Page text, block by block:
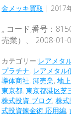
金メッキ買取 | 2017
,, コード,番号：
売業）、 2008-01-
カテゴリー:レアメタ
プラチナ, レアメタル
導体商社,卸売業,地
東京都,東京都港区芝
株式投資 ブログ,株
式投資錬金術 応用編,